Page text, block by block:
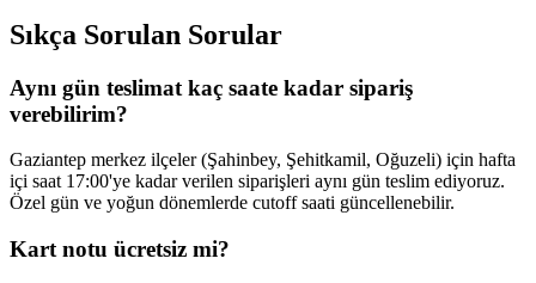
Sıkça Sorulan Sorular
Aynı gün teslimat kaç saate kadar sipariş
verebilirim?
Gaziantep merkez ilçeler (Şahinbey, Şehitkamil, Oğuzeli) için hafta
içi saat 17:00'ye kadar verilen siparişleri aynı gün teslim ediyoruz.
Özel gün ve yoğun dönemlerde cutoff saati güncellenebilir.
Kart notu ücretsiz mi?